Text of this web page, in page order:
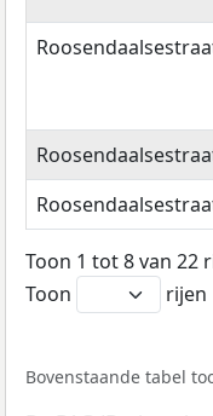
Toon 1 tot 8 van 22
Toon
rijen
Bovenstaande tabel